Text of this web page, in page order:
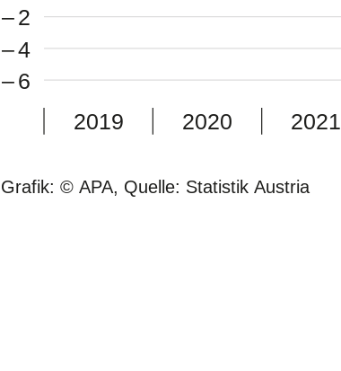
2019 2020 2021
–2
–4
–6
Grafik: © APA, Quelle: Statistik Austria